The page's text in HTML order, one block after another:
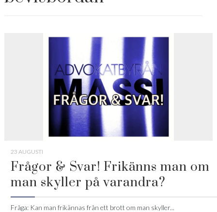
23 AUGUSTI
Frågor & Svar! Frikänns man om
man skyller på varandra?
Fråga: Kan man frikännas från ett brott om man skyller...